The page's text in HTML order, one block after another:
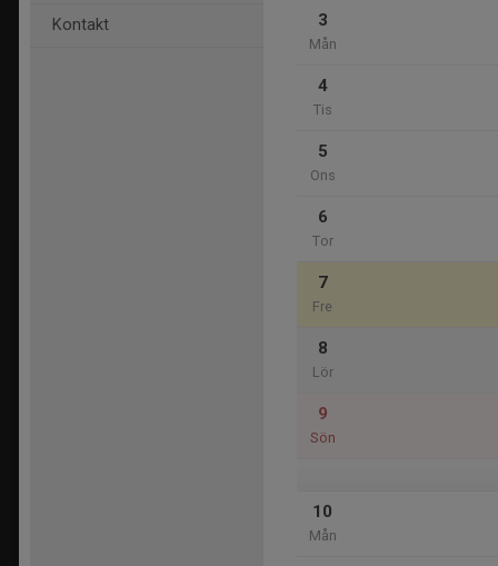
Kontakt 3
Mån
4
Tis
5
Ons
6
Tor
7
Fre
8
Lör
9
Sön
10
Mån